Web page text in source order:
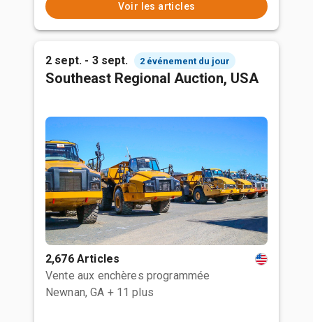
Voir les articles
2 sept. - 3 sept. 2 événement du jour
Southeast Regional Auction, USA
2,676 Articles
Vente aux enchères programmée
Newnan, GA + 11 plus